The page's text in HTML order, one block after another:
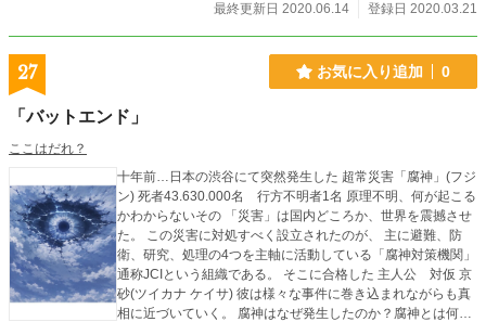
最終更新日 2020.06.14
登録日 2020.03.21
27 お気に入り追加 0
「バットエンド」
ここはだれ？
十年前…日本の渋谷にて突然発生した 超常災害「腐神」(フジ
ン) 死者43.630.000名 行方不明者1名 原理不明、何が起こる
かわからないその 「災害」は国内どころか、世界を震撼させ
た。 この災害に対処すべく設立されたのが、 主に避難、防
衛、研究、処理の4つを主軸に活動している「腐神対策機関」
通称JCIという組織である。 そこに合格した 主人公 対仮 京
砂(ツイカナ ケイサ) 彼は様々な事件に巻き込まれながらも真
相に近づいていく。 腐神はなぜ発生したのか？腐神とは何な